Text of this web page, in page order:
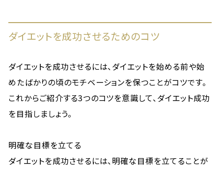
ダイエットを成功させるためのコツ
ダイエットを成功させるには、ダイエットを始める前や始
めたばかりの頃のモチベーションを保つことがコツです。
これからご紹介する3つのコツを意識して、ダイエット成功
を目指しましょう。
明確な目標を立てる
ダイエットを成功させるには、明確な目標を立てることが